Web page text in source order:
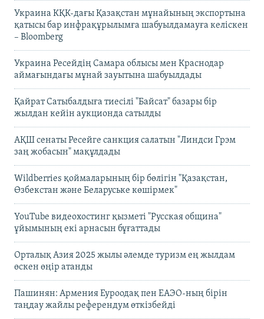
Украина КҚК-дағы Қазақстан мұнайының экспортына
қатысы бар инфрақұрылымға шабуылдамауға келіскен
– Bloomberg
Украина Ресейдің Самара облысы мен Краснодар
аймағындағы мұнай зауытына шабуылдады
Қайрат Сатыбалдыға тиесілі "Байсат" базары бір
жылдан кейін аукционда сатылды
АҚШ сенаты Ресейге санкция салатын "Линдси Грэм
заң жобасын" мақұлдады
Wildberries қоймаларының бір бөлігін "Қазақстан,
Өзбекстан және Беларуське көшірмек"
YouTube видеохостинг қызметі "Русская община"
ұйымының екі арнасын бұғаттады
Орталық Азия 2025 жылы әлемде туризм ең жылдам
өскен өңір атанды
Пашинян: Армения Еуроодақ пен ЕАЭО-ның бірін
таңдау жайлы референдум өткізбейді